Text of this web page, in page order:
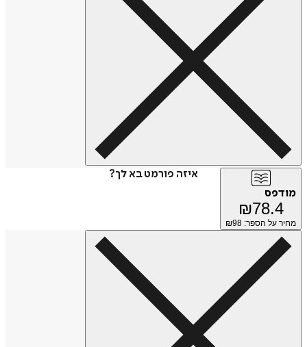
איזה פורמט בא לך?
מודפס
₪78.4
מחיר על הספר: ₪ 98